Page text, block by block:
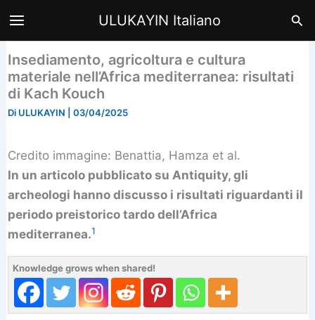
ULUKAYIN Italiano
Insediamento, agricoltura e cultura
materiale nell’Africa mediterranea: risultati
di Kach Kouch
Di ULUKAYIN |03/04/2025
Credito immagine: Benattia, Hamza et al.
In un articolo pubblicato su Antiquity, gli
archeologi hanno discusso i risultati riguardanti il ​​
periodo preistorico tardo dell’Africa
mediterranea.1
Knowledge grows when shared!